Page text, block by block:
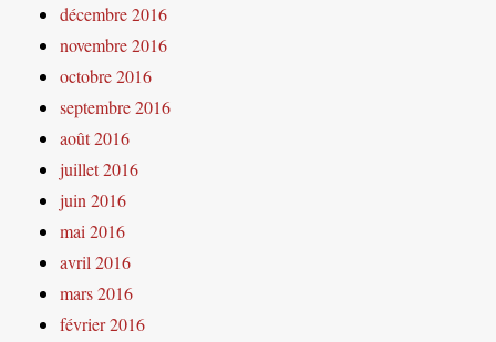
décembre 2016
novembre 2016
octobre 2016
septembre 2016
août 2016
juillet 2016
juin 2016
mai 2016
avril 2016
mars 2016
février 2016